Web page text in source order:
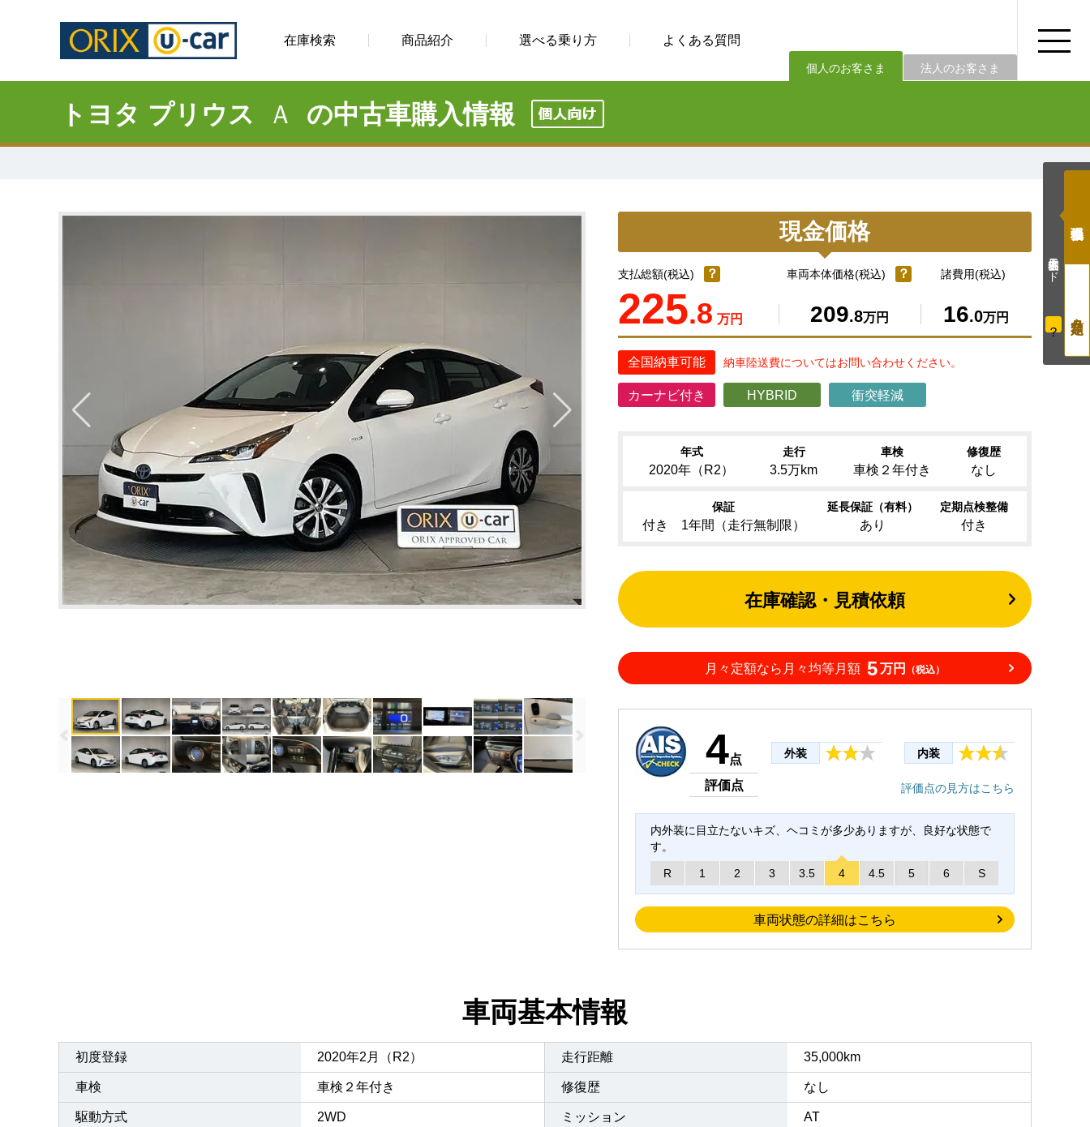
在庫検索 商品紹介 選べる乗り方 よくある質問
個人のお客さま 法人のお客さま
トヨタ プリウス Ａ の中古車購入情報
現金価格
支払総額(税込)
225.8 万円
？ 車両本体価格(税込)
209.8万円
？ 諸費用(税込)
16.0万円
全国納車可能 納車陸送費についてはお問い合わせください。
カーナビ付き HYBRID 衝突軽減
年式
2020年（R2）
走行
3.5万km
車検
車検２年付き
修復歴
なし
保証
付き 1年間（走行無制限）
延長保証（有料）
あり
定期点検整備
付き
在庫確認・見積依頼
月々定額なら月々均等月額 5万円 （税込）
4点
評価点
外装 内装
評価点の見方はこちら
内外装に目立たないキズ、ヘコミが多少ありますが、良好な状態で
す。
R 1 2 3 3.5 4 4.5 5 6 S
車両状態の詳細はこちら
車両基本情報
初度登録 2020年2月（R2） 走行距離 35,000km
車検 車検２年付き 修復歴 なし
駆動方式 2WD ミッション AT
価格表示モード
？